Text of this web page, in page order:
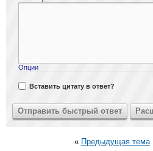
Опции
Вставить цитату в ответ?
« Предыдущая тема|